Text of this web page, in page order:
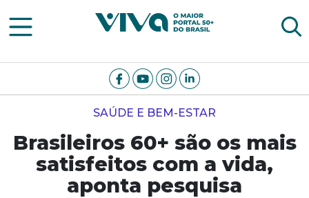
Viva Notícias
SAÚDE E BEM-ESTAR
Brasileiros 60+ são os mais
satisfeitos com a vida,
aponta pesquisa